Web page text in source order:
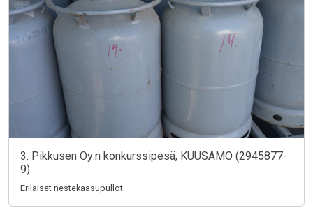
3. Pikkusen Oy:n konkurssipesä, KUUSAMO (2945877-
9)
Erilaiset nestekaasupullot